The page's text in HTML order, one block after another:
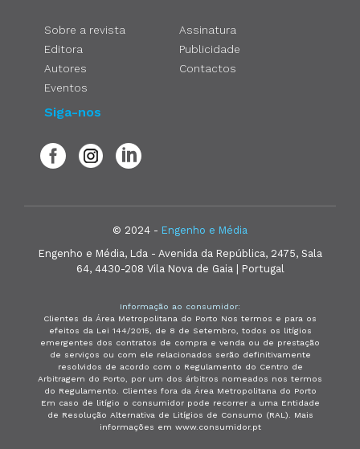
Sobre a revista
Editora
Autores
Eventos
Assinatura
Publicidade
Contactos
Siga-nos
© 2024 - Engenho e Média
Engenho e Média, Lda - Avenida da República, 2475, Sala
64, 4430-208 Vila Nova de Gaia | Portugal
Informação ao consumidor:
Clientes da Área Metropolitana do Porto Nos termos e para os
efeitos da Lei 144/2015, de 8 de Setembro, todos os litígios
emergentes dos contratos de compra e venda ou de prestação
de serviços ou com ele relacionados serão definitivamente
resolvidos de acordo com o Regulamento do Centro de
Arbitragem do Porto, por um dos árbitros nomeados nos termos
do Regulamento. Clientes fora da Área Metropolitana do Porto
Em caso de litígio o consumidor pode recorrer a uma Entidade
de Resolução Alternativa de Litígios de Consumo (RAL). Mais
informações em www.consumidor.pt